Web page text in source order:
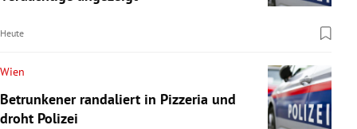
Heute
Wien
Betrunkener randaliert in Pizzeria und
droht Polizei